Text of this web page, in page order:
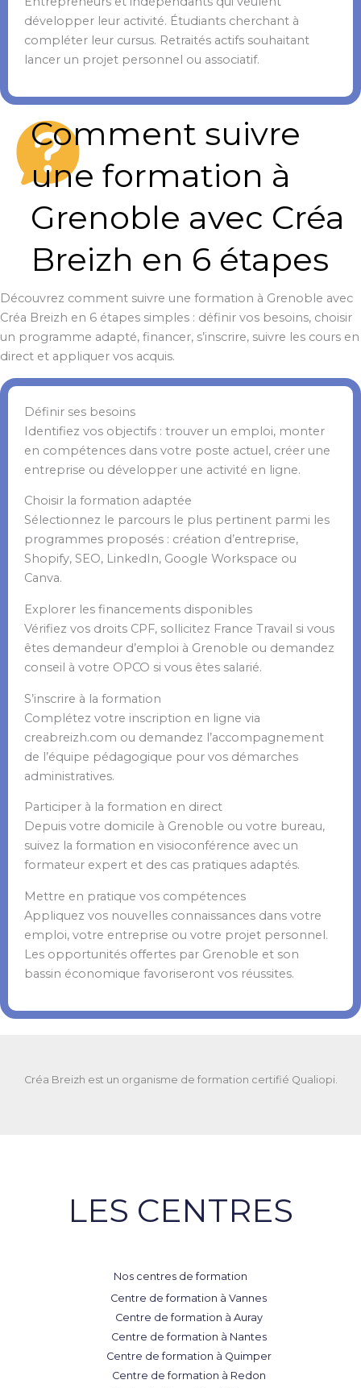
développer leur activité. Étudiants cherchant à
compléter leur cursus. Retraités actifs souhaitant
lancer un projet personnel ou associatif.
Comment suivre
une formation à
Grenoble avec Créa
Breizh en 6 étapes
Découvrez comment suivre une formation à Grenoble avec
Créa Breizh en 6 étapes simples : définir vos besoins, choisir
un programme adapté, financer, s’inscrire, suivre les cours en
direct et appliquer vos acquis.
Définir ses besoins
Identifiez vos objectifs : trouver un emploi, monter
en compétences dans votre poste actuel, créer une
entreprise ou développer une activité en ligne.
Choisir la formation adaptée
Sélectionnez le parcours le plus pertinent parmi les
programmes proposés : création d’entreprise,
Shopify, SEO, LinkedIn, Google Workspace ou
Canva.
Explorer les financements disponibles
Vérifiez vos droits CPF, sollicitez France Travail si vous
êtes demandeur d’emploi à Grenoble ou demandez
conseil à votre OPCO si vous êtes salarié.
S’inscrire à la formation
Complétez votre inscription en ligne via
creabreizh.com ou demandez l’accompagnement
de l’équipe pédagogique pour vos démarches
administratives.
Participer à la formation en direct
Depuis votre domicile à Grenoble ou votre bureau,
suivez la formation en visioconférence avec un
formateur expert et des cas pratiques adaptés.
Mettre en pratique vos compétences
Appliquez vos nouvelles connaissances dans votre
emploi, votre entreprise ou votre projet personnel.
Les opportunités offertes par Grenoble et son
bassin économique favoriseront vos réussites.
Créa Breizh est un organisme de formation certifié Qualiopi.
LES CENTRES
Nos centres de formation
Centre de formation à Vannes
Centre de formation à Auray
Centre de formation à Nantes
Centre de formation à Quimper
Centre de formation à Redon